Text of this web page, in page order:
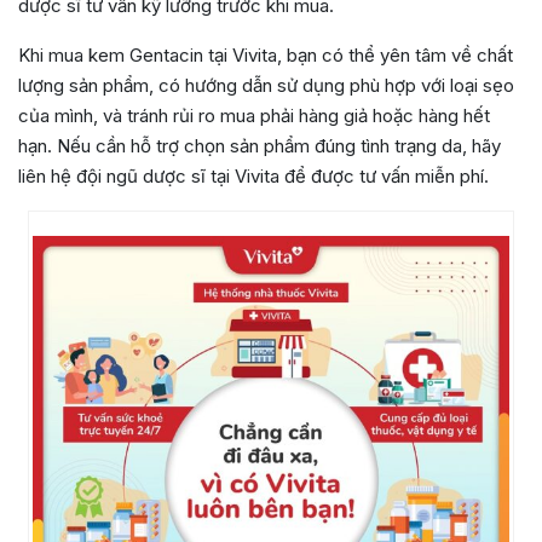
dược sĩ tư vấn kỹ lưỡng trước khi mua.
Khi mua kem Gentacin tại Vivita, bạn có thể yên tâm về chất
lượng sản phẩm, có hướng dẫn sử dụng phù hợp với loại sẹo
của mình, và tránh rủi ro mua phải hàng giả hoặc hàng hết
hạn. Nếu cần hỗ trợ chọn sản phẩm đúng tình trạng da, hãy
liên hệ đội ngũ dược sĩ tại Vivita để được tư vấn miễn phí.